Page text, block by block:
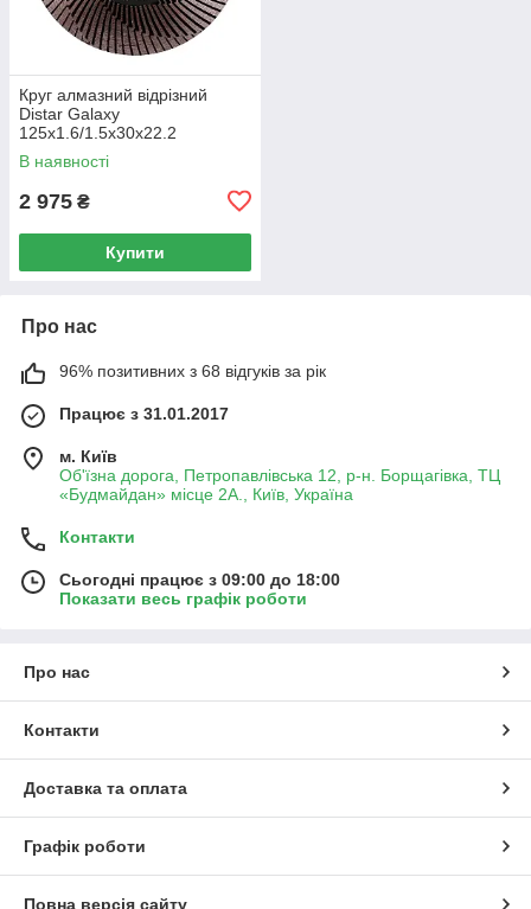
Круг алмазний вiдрiзний
Distar Galaxy
125x1.6/1.5x30x22.2
В наявності
2 975 ₴
Купити
Про нас
96% позитивних з 68 відгуків за рік
Працює з 31.01.2017
м. Київ
Об'їзна дорога, Петропавлівська 12, р-н. Борщагівка, ТЦ
«Будмайдан» місце 2А., Київ, Україна
Контакти
Сьогодні працює з 09:00 до 18:00
Показати весь графік роботи
Про нас
Контакти
Доставка та оплата
Графік роботи
Повна версія сайту